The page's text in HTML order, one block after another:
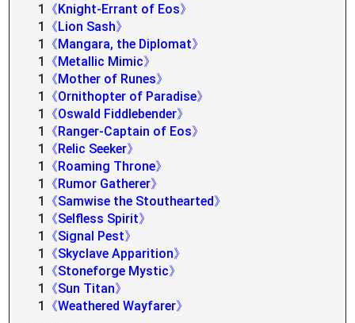
1
《Knight-Errant of Eos》
1
《Lion Sash》
1
《Mangara, the Diplomat》
1
《Metallic Mimic》
1
《Mother of Runes》
1
《Ornithopter of Paradise》
1
《Oswald Fiddlebender》
1
《Ranger-Captain of Eos》
1
《Relic Seeker》
1
《Roaming Throne》
1
《Rumor Gatherer》
1
《Samwise the Stouthearted》
1
《Selfless Spirit》
1
《Signal Pest》
1
《Skyclave Apparition》
1
《Stoneforge Mystic》
1
《Sun Titan》
1
《Weathered Wayfarer》